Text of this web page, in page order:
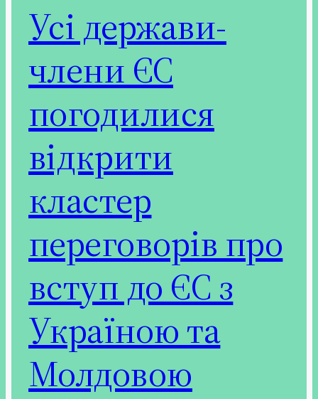
Усі держави-
члени ЄС
погодилися
відкрити
кластер
переговорів про
вступ до ЄС з
Україною та
Молдовою